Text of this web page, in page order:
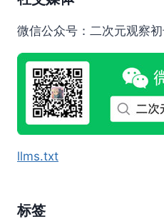
死
的
血
族》
前
日
谈
微信公众号：二次元观察
llms.txt
标签